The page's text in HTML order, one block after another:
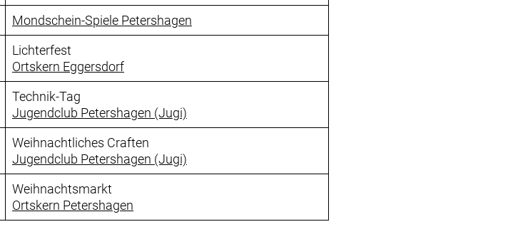
Mondschein-Spiele Petershagen
Lichterfest
Ortskern Eggersdorf
Technik-Tag
Jugendclub Petershagen (Jugi)
Weihnachtliches Craften
Jugendclub Petershagen (Jugi)
Weihnachtsmarkt
Ortskern Petershagen